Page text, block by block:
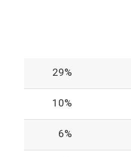
29%
10%
6%